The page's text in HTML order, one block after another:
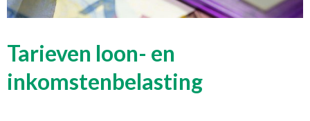
Sponsoring
Onzediensten
Tarieven loon- en
inkomstenbelasting